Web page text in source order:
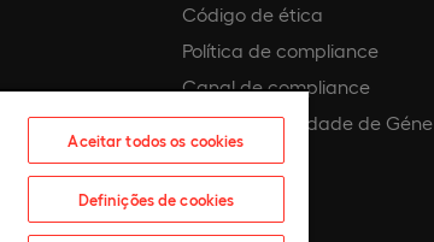
Código de ética
Política de compliance
Canal de compliance
Plano de Igualdade de
Aceitar todos os cookies
Definições de cookies